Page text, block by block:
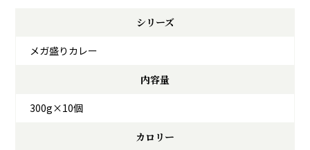
シリーズ
メガ盛りカレー
内容量
300g×10個
カロリー